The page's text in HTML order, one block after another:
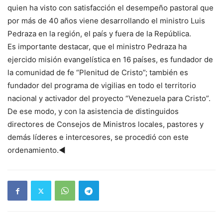
quien ha visto con satisfacción el desempeño pastoral que
por más de 40 años viene desarrollando el ministro Luis
Pedraza en la región, el país y fuera de la República.
Es importante destacar, que el ministro Pedraza ha
ejercido misión evangelística en 16 países, es fundador de
la comunidad de fe “Plenitud de Cristo”; también es
fundador del programa de vigilias en todo el territorio
nacional y activador del proyecto “Venezuela para Cristo”.
De ese modo, y con la asistencia de distinguidos
directores de Consejos de Ministros locales, pastores y
demás líderes e intercesores, se procedió con este
ordenamiento.◄